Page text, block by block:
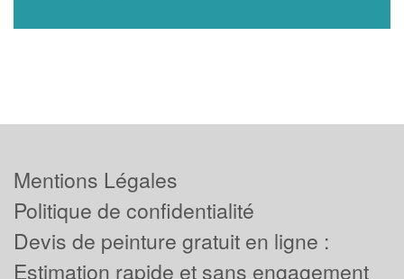
Mentions Légales
Politique de confidentialité
Devis de peinture gratuit en ligne :
Estimation rapide et sans engagement